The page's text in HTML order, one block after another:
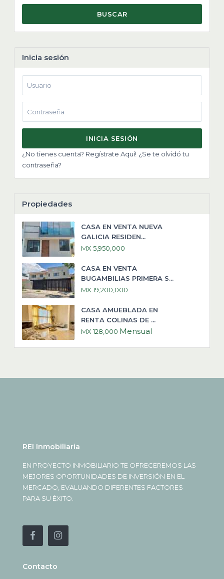
BUSCAR
Inicia sesión
INICIA SESIÓN
¿No tienes cuenta? Regístrate Aquí! ¿Se te olvidó tu
contraseña?
Propiedades
CASA EN VENTA NUEVA
GALICIA RESIDEN...
MX 5,950,000
CASA EN VENTA
BUGAMBILIAS PRIMERA S...
MX 19,200,000
CASA AMUEBLADA EN
RENTA COLINAS DE ...
MX 128,000 Mensual
REI Inmobiliaria
EN PROYECTO INMOBILIARIO TE OFRECEREMOS LAS
MEJORES OPORTUNIDADES DE INVERSIÓN EN EL
MERCADO, EVALUANDO DIFERENTES FACTORES
PARA SU ÉXITO.
Contacto